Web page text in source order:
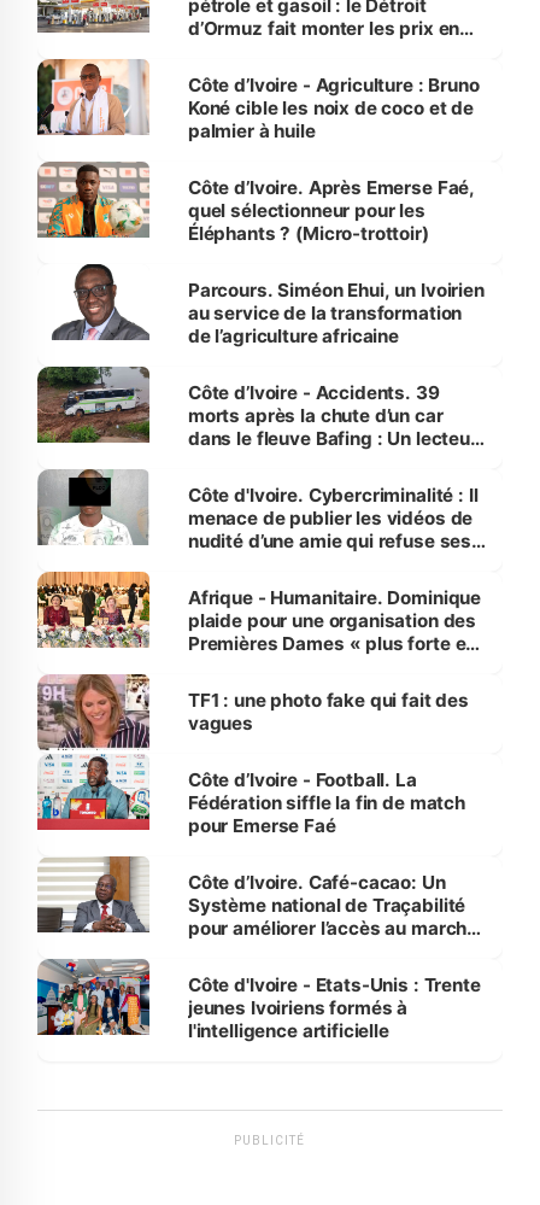
pétrole et gasoil : le Détroit
d’Ormuz fait monter les prix en
Côte d’Ivoire - Agriculture : Bruno
Koné cible les noix de coco et de
palmier à huile
Côte d’Ivoire. Après Emerse Faé,
quel sélectionneur pour les
Éléphants ? (Micro-trottoir)
Parcours. Siméon Ehui, un Ivoirien
au service de la transformation
de l’agriculture africaine
Côte d’Ivoire - Accidents. 39
morts après la chute d’un car
dans le fleuve Bafing : Un lecteur
des Transports
Côte d'Ivoire. Cybercriminalité : Il
menace de publier les vidéos de
nudité d’une amie qui refuse ses
Afrique - Humanitaire. Dominique
plaide pour une organisation des
Premières Dames « plus forte et
sur la scène internationale »
TF1 : une photo fake qui fait des
vagues
Côte d’Ivoire - Football. La
Fédération siffle la fin de match
pour Emerse Faé
Côte d’Ivoire. Café-cacao: Un
Système national de Traçabilité
pour améliorer l’accès au marché
Côte d'Ivoire - Etats-Unis : Trente
jeunes Ivoiriens formés à
l'intelligence artificielle
PUBLICITÉ